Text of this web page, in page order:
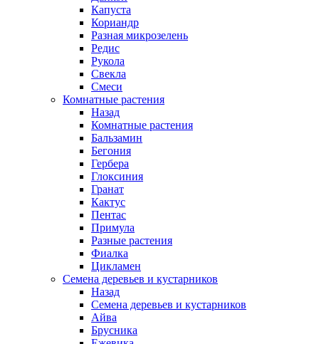
Капуста
Кориандр
Разная микрозелень
Редис
Рукола
Свекла
Смеси
Комнатные растения
Назад
Комнатные растения
Бальзамин
Бегония
Гербера
Глоксиния
Гранат
Кактус
Пентас
Примула
Разные растения
Фиалка
Цикламен
Семена деревьев и кустарников
Назад
Семена деревьев и кустарников
Айва
Брусника